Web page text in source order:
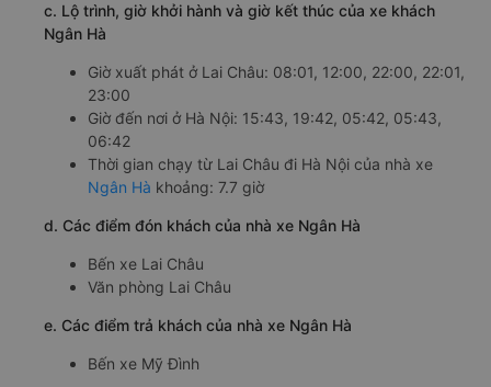
c. Lộ trình, giờ khởi hành và giờ kết thúc của xe khách
Ngân Hà
Giờ xuất phát ở Lai Châu: 08:01, 12:00, 22:00, 22:01,
23:00
Giờ đến nơi ở Hà Nội: 15:43, 19:42, 05:42, 05:43,
06:42
Thời gian chạy từ Lai Châu đi Hà Nội của nhà xe
Ngân Hà khoảng: 7.7 giờ
d. Các điểm đón khách của nhà xe Ngân Hà
Bến xe Lai Châu
Văn phòng Lai Châu
e. Các điểm trả khách của nhà xe Ngân Hà
Bến xe Mỹ Đình